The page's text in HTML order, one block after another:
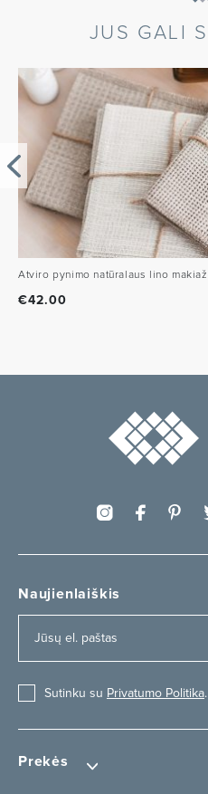
JUS GALI
Atviro pynimo natūralaus lino
€42.00
Prekės
Naujienlaiškis
Sutinku su Privatumo Politika.